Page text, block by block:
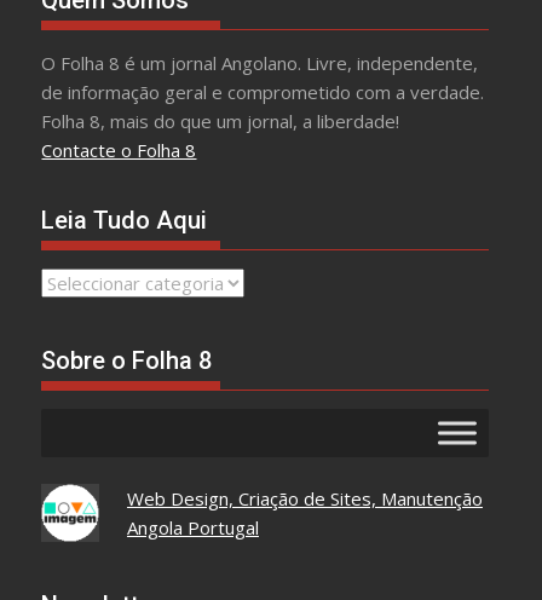
O Folha 8 é um jornal Angolano. Livre, independente,
de informação geral e comprometido com a verdade.
Folha 8, mais do que um jornal, a liberdade!
Contacte o Folha 8
Leia Tudo Aqui
Leia
Sobre o Folha 8
Web Design, Criação de Sites, Manutenção
Angola Portugal